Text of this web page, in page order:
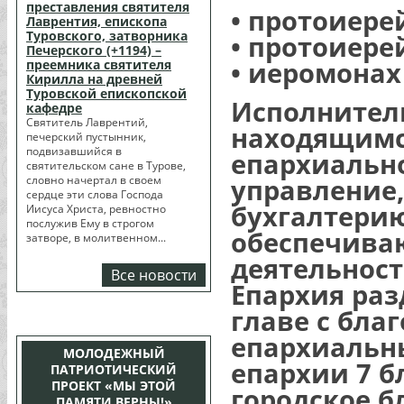
преставления святителя
Лаврентия, епископа
Туровского, затворника
Печерского (+1194) –
преемника святителя
Кирилла на древней
Туровской епископской
кафедре
Святитель Лаврентий,
печерский пустынник,
подвизавшийся в
святительском сане в Турове,
словно начертал в своем
сердце эти слова Господа
Иисуса Христа, ревностно
послужив Ему в строгом
затворе, в молитвенном...
Все новости
МОЛОДЕЖНЫЙ
ПАТРИОТИЧЕСКИЙ
ПРОЕКТ «МЫ ЭТОЙ
•
•
•
Епархия
главе с
епархии 7